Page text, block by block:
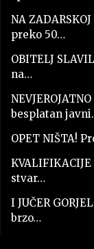
NA
preko 50…
OBITELJ
na…
besplatan
OPET NIŠTA!
stvar…
I JUČER
brzo…